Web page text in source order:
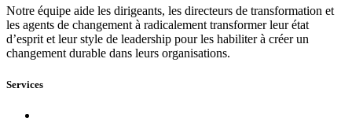
Notre équipe aide les dirigeants, les directeurs de transformation et
les agents de changement à radicalement transformer leur état
d’esprit et leur style de leadership pour les habiliter à créer un
changement durable dans leurs organisations.
Services